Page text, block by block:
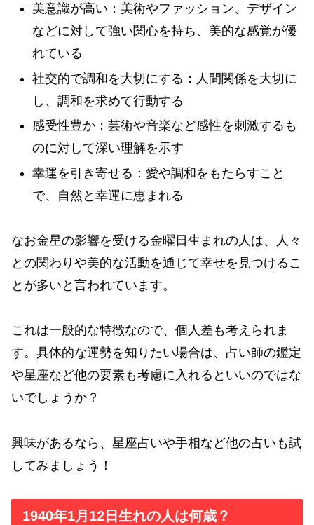
美意識が高い：美術やファッション、デザイン
などに対して強い関心を持ち、美的な感覚が優
れている
社交的で調和を大切にする：人間関係を大切に
し、調和を求めて行動する
感受性豊か：芸術や音楽など感性を刺激するも
のに対して深い理解を示す
幸運を引き寄せる：愛や調和をもたらすこと
で、自然と幸運に恵まれる
なお金星の影響を受ける金曜日生まれの人は、人々
との関わりや美的な活動を通じて幸せを見つけるこ
とが多いと言われています。
これは一般的な特徴なので、個人差も考えられま
す。具体的な運勢を知りたい場合は、占い師の鑑定
や星座など他の要素も考慮に入れるといいのではな
いでしょうか？
興味があるなら、星座占いや手相など他の占いも試
してみましょう！
1940年1月12日生れの人は何歳？